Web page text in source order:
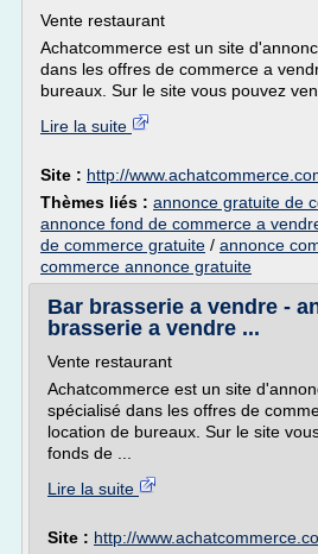
Vente restaurant
Achatcommerce est un site
dans les offres de commerce a
bureaux. Sur le site vous pouvez
Lire la suite
Site : http://
Thèmes liés : annonce gratuite de
annonce fond de commerce a
de commerce gratuite / annonce
commerce annonce gratuite
Bar brasserie a vendre -
brasserie a vendre ...
Vente restaurant
Achatcommerce est un site
spécialisé dans les offres de
location de bureaux. Sur le site
fonds de ...
Lire la suite
Site : http://